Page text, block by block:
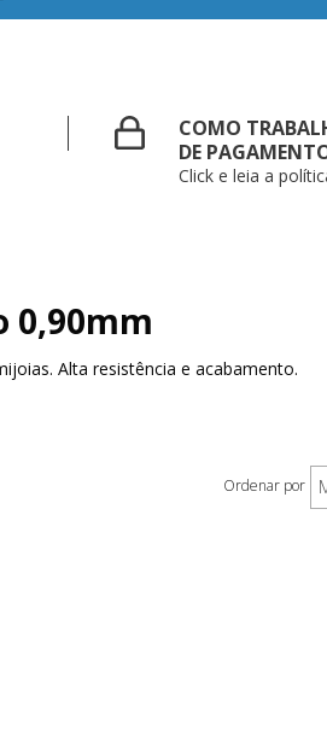
COMO
DE
Click e leia a
0,90mm
Alta resistência e acabamento.
Ordenar por